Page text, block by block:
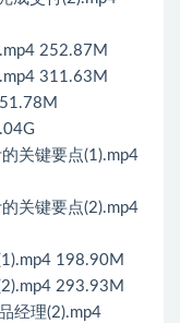
252.87M
311.63M
关键要点(1).mp4
关键要点(2).mp4
198.90M
293.93M
经理(2).mp4